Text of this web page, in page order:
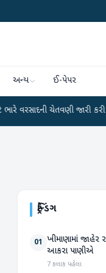
અન્ય ઈ-પેપર
જારી કરી ● સિદ્ધપુરથી
ટ્રેન્ડિંગ
01 ખીમાણામાં જાહેર
આકરા પાણીએ
7 કલાક પહેલા